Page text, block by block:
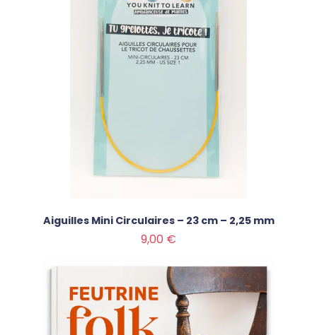
Aiguilles Mini Circulaires – 23 cm – 2,25 mm
9,00 €